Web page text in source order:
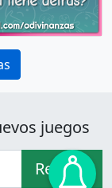
juegos
Recibir!